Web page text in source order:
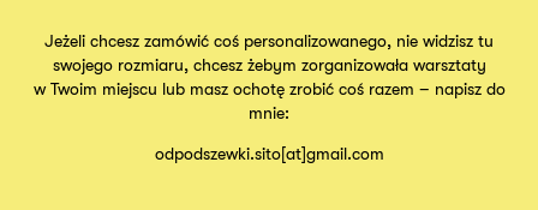
Jeżeli chcesz zamówić coś personalizowanego, nie widzisz tu
swojego rozmiaru, chcesz żebym zorganizowała warsztaty
w Twoim miejscu lub masz ochotę zrobić coś razem – napisz do
mnie:
odpodszewki.sito[at]gmail.com